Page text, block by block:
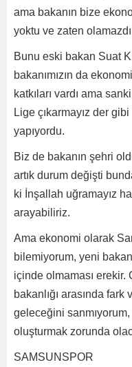
ama bakanın bize
yoktu ve zaten
Bunu eski bakan Suat
bakanımızın da
katkıları vardı ama
Lige çıkarmayız der
yapıyordu.
Biz de bakanın şehri
artık durum değişti
ki İnşallah uğramayız
arayabiliriz.
Ama ekonomi olarak
bilemiyorum, yeni
içinde olmaması erekir.
bakanlığı arasında fark
geleceğini sanmıyorum,
oluşturmak zorunda
SAMSUNSPOR